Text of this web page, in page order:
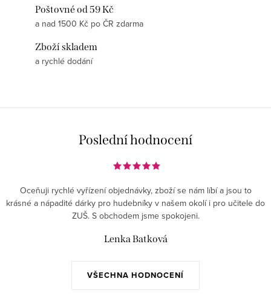
Poštovné od 59 Kč
a nad 1500 Kč po ČR zdarma
Zboží skladem
a rychlé dodání
Poslední hodnocení
VŠECHNA HODNOCENÍ
Oceňuji rychlé vyřízení objednávky, zboží se nám líbí a jsou to
krásné a nápadité dárky pro hudebníky v našem okolí i pro učitele do
ZUŠ. S obchodem jsme spokojeni.
Lenka Batková